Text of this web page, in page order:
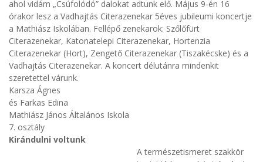
ahol vidám „Csúfolódó” dalokat adtunk elő. Május 9-én 16
órakor lesz a Vadhajtás Citerazenekar 5éves jubileumi koncertje
a Mathiász Iskolában. Fellépő zenekarok: Szőlőfürt
Citerazenekar, Katonatelepi Citerazenekar, Hortenzia
Citerazenekar (Hort), Zengető Citerazenekar (Tiszakécske) és a
Vadhajtás Citerazenekar. A koncert délutánra mindenkit
szeretettel várunk.
Karsza Ágnes
és Farkas Edina
Mathiász János Általános Iskola
7. osztály
Kirándulni voltunk
A természetismeret szakkör